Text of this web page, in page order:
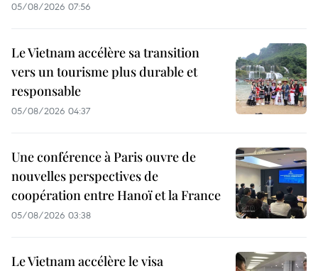
05/08/2026 07:56
Le Vietnam accélère sa transition
vers un tourisme plus durable et
responsable
05/08/2026 04:37
Une conférence à Paris ouvre de
nouvelles perspectives de
coopération entre Hanoï et la France
05/08/2026 03:38
Le Vietnam accélère le visa